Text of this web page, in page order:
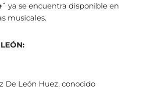
ya se encuentra disponible en
musicales.
De León Huez, conocido